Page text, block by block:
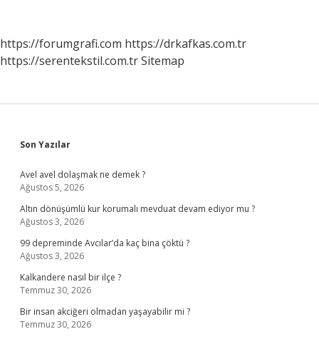
https://forumgrafi.com https://drkafkas.com.tr
https://serentekstil.com.trSitemap
Sidebar
Son Yazılar
Avel avel dolaşmak ne demek ?
Ağustos 5, 2026
Altın dönüşümlü kur korumalı mevduat devam ediyor mu ?
Ağustos 3, 2026
99 depreminde Avcılar’da kaç bina çöktü ?
Ağustos 3, 2026
Kalkandere nasıl bir ilçe ?
Temmuz 30, 2026
Bir insan akciğeri olmadan yaşayabilir mi ?
Temmuz 30, 2026